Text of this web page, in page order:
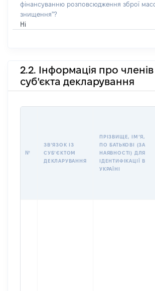
фінансуванню розповсюдження зброї
знищення"?
Ні
2.2. Інформація про членів
суб'єкта декларування
№
ЗВʼЯЗОК ІЗ
СУБʼЄКТОМ
ДЕКЛАРУВАННЯ
ПРІЗВИЩЕ, ІМʼЯ,
ПО БАТЬКОВІ (ЗА
НАЯВНОСТІ) ДЛЯ
ІДЕНТИФІКАЦІЇ В
УКРАЇНІ